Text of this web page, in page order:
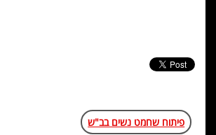
פיתוח שחמט נשים בב"ש